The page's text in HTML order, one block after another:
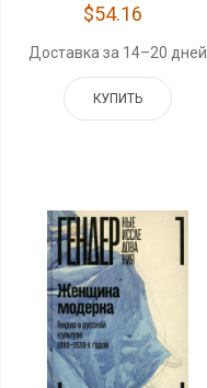
$54.16
Доставка за 14–20 дней
КУПИТЬ